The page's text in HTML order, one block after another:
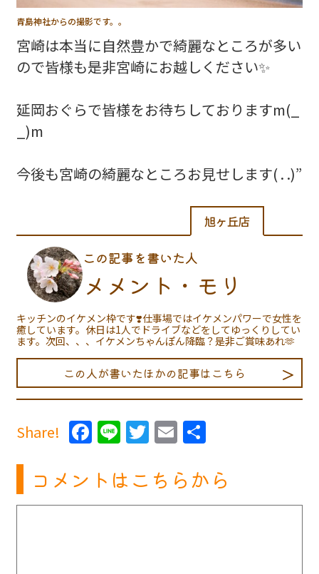
青島神社からの撮影です。。
宮崎は本当に自然豊かで綺麗なところが多い
ので皆様も是非宮崎にお越しください✨
延岡おぐらで皆様をお待ちしておりますm(_
_)m
旭ヶ丘店
この記事を書いた人
メメント・モリ
キッチンのイケメン枠です❣️仕事場ではイケメンパワーで女性を
癒しています。休日は1人でドライブなどをしてゆっくりしてい
ます。次回、、、イケメンちゃんぽん降臨？是非ご賞味あれ🫶
この人が書いたほかの記事はこちら
Share! Facebook
LineTwitter
Email
コメントはこちらから